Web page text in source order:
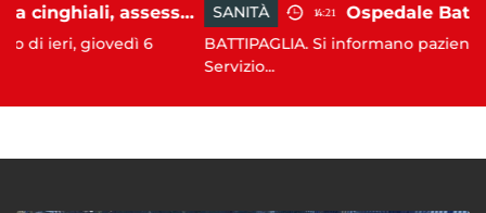
Emergenza cinghiali, assessora Serluca: “Al via il Tavolo tecnico permanente della Regione Campania”
6
SANITÀ 14:21
BATTIPAGLIA. Si informano pazienti e donatori